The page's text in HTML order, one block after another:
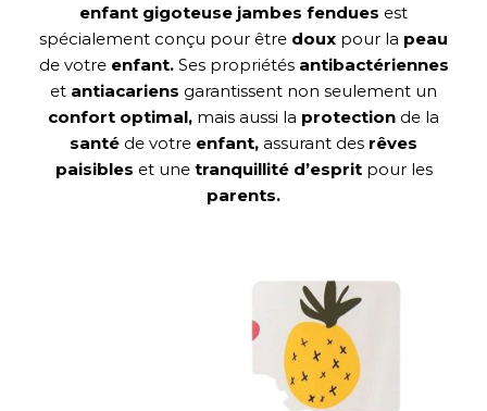
enfant gigoteuse jambes fendues est
spécialement conçu pour être doux pour la peau
de votre enfant.Ses propriétés antibactériennes
et antiacariens garantissent non seulement un
confort optimal, mais aussi la protection de la
santé de votre enfant, assurant des rêves
paisibles et une tranquillité d’espritpour les
parents.